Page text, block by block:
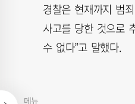
메뉴
경찰은 현재까지 범
사고를 당한 것으로
수 없다”고 말했다.